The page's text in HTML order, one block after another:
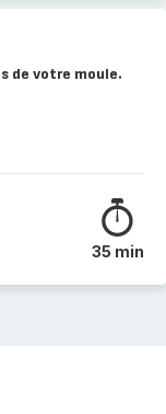
de votre moule.
35 min